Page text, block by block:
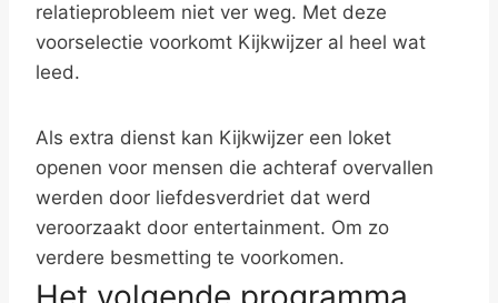
relatieprobleem niet ver weg. Met deze
voorselectie voorkomt Kijkwijzer al heel wat
leed.
Als extra dienst kan Kijkwijzer een loket
openen voor mensen die achteraf overvallen
werden door liefdesverdriet dat werd
veroorzaakt door entertainment. Om zo
verdere besmetting te voorkomen.